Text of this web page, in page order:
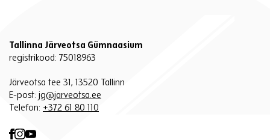
Tallinna Järveotsa Gümnaasium
registrikood: 75018963
Järveotsa tee 31, 13520 Tallinn
E-post: jg@jarveotsa.ee
Telefon: +372 61 80 110